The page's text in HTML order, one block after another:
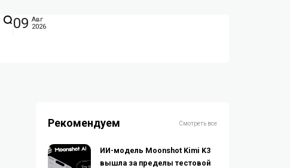
09 Авг
2026
Рекомендуем Смотреть все
ИИ-модель Moonshot Kimi K3
вышла за пределы тестовой